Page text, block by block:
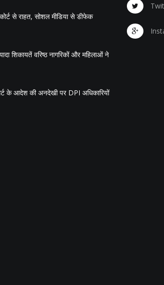
से राहत, सोशल मीडिया से डीफेक
शिकायतें वरिष्ठ नागरिकों और महिलाओं ने
के आदेश की अनदेखी पर DPI अधिकारियों